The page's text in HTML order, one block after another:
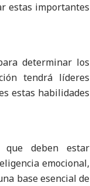
estas importantes
determinar los
tendrá líderes
estas habilidades
que deben estar
emocional,
base esencial de